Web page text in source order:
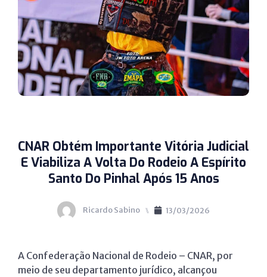
CNAR Obtém Importante Vitória Judicial
E Viabiliza A Volta Do Rodeio A Espírito
Santo Do Pinhal Após 15 Anos
Ricardo Sabino ⑊ 13/03/2026
A Confederação Nacional de Rodeio – CNAR, por
meio de seu departamento jurídico, alcançou